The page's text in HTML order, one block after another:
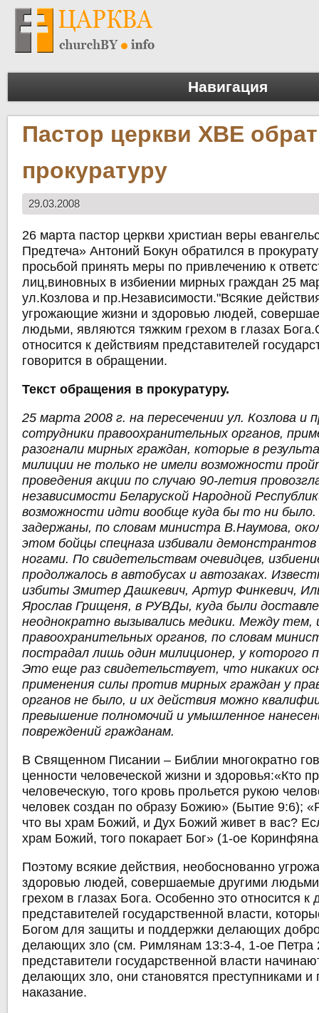
Навигация
Пастор церкви ХВЕ
прокуратуру
29.03.2008
26 марта пастор церкви христиан веры
Предтеча» Антоний Бокун обратился в
просьбой принять меры по привлечению к
лиц,виновных в избиении мирных граждан 25
ул.Козлова и пр.Независимости."Всякие
угрожающие жизни и здоровью людей,
людьми, являются тяжким грехом в глазах
относится к действиям представителей
говорится в обращении.
Текст обращения в прокуратуру.
25 марта 2008 г. на пересечении ул. Козлова и
сотрудники правоохранительных органов,
разогнали мирных граждан, которые в
милиции не только не имели возможности
проведения акции по случаю 90-летия
независимости Беларуской Народной
возможности идти вообще куда бы то ни
задержаны, по словам министра В.Наумова,
этом бойцы спецназа избивали демонстрантов
ногами. По свидетельствам очевидцев,
продолжалось в автобусах и автозаках.
избиты Змитер Дашкевич, Артур Финкевич,
Ярослав Грищеня, в РУВДы, куда были
неоднократно вызывались медики. Между тем,
правоохранительных органов, по словам
пострадал лишь один милиционер, у которого
Это еще раз свидетельствует, что никаких
применения силы против мирных граждан у
органов не было, и их действия можно
превышение полномочий и умышленное
повреждений гражданам.
В Священном Писании – Библии многократно
ценности человеческой жизни и здоровья:«Кто
человеческую, того кровь прольется рукою
человек создан по образу Божию» (Бытие 9:6);
что вы храм Божий, и Дух Божий живет в вас?
храм Божий, того покарает Бог» (1-ое
Поэтому всякие действия, необоснованно
здоровью людей, совершаемые другими
грехом в глазах Бога. Особенно это относится к
представителей государственной власти,
Богом для защиты и поддержки делающих
делающих зло (см. Римлянам 13:3-4, 1-ое Петра
представители государственной власти
делающих зло, они становятся преступниками и
наказание.